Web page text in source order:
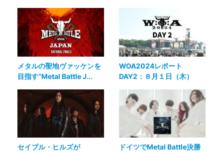
メタルの聖地ヴァッケンを
目指す“Metal Battle J...
WOA2024レポート
DAY2：８月１日（木）
セイブル・ヒルズが
ドイツでMetal Battle決勝